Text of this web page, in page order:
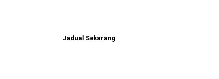
Jadual Sekarang